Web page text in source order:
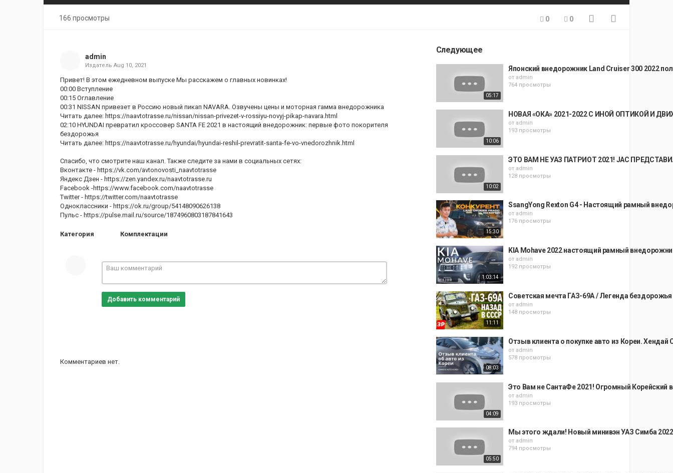
166 просмотры 0 0
admin
Издатель Aug 10, 2021
Привет! В этом ежедневном выпуске Мы расскажем о главных новинках!
00:00 Вступление
00:15 Оглавление
00:31 NISSAN привезет в Россию новый пикап NAVARA. Озвучены цены и моторная гамма внедорожника
Читать далее: https://naavtotrasse.ru/nissan/nissan-privezet-v-rossiyu-novyj-pikap-navara.html
02:10 HYUNDAI превратил кроссовер SANTA FE 2021 в настоящий внедорожник: первые фото покорителя
бездорожья
Читать далее: https://naavtotrasse.ru/hyundai/hyundai-reshil-prevratit-santa-fe-vo-vnedorozhnik.html
Спасибо, что смотрите наш канал. Также следите за нами в социальных сетях:
Вконтакте - https://vk.com/avtonovosti_naavtotrasse
Яндекс Дзен - https://zen.yandex.ru/naavtotrasse.ru
Facebook -https://www.facebook.com/naavtotrasse
Twitter - https://twitter.com/naavtotrasse
Одноклассники - https://ok.ru/group/54148090626138
Пульс - https://pulse.mail.ru/source/1874960803187841643
Категория Комплектации
Добавить комментарий
Комментариев нет.
Следующее
05:17
Японский внедорожник Land Cruiser 300 2022
от admin
764 просмотры
10:06
НОВАЯ «ОКА» 2021-2022 С ИНОЙ ОПТИКОЙ И
от admin
193 просмотры
10:02
ЭТО ВАМ НЕ УАЗ ПАТРИОТ 2021! JAC
от admin
128 просмотры
15:30
SsangYong Rexton G4 - Настоящий рамный
от admin
176 просмотры
1:03:14
KIA Mohave 2022 настоящий рамный
от admin
192 просмотры
11:11
Советская мечта ГАЗ-69А / Легенда
от admin
148 просмотры
08:03
Отзыв клиента о покупке авто из Кореи. Хендай
от admin
578 просмотры
04:09
Это Вам не СантаФе 2021! Огромный Корейский
от admin
193 просмотры
05:50
Мы этого ждали! Новый минивэн УАЗ Симба
от admin
794 просмотры